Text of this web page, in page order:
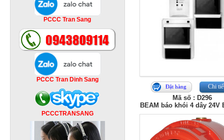
PCCC Tran Sang
PCCC Tran Dinh Sang
PCCCTRANSANG
Đặt hàng Chi
Mã số : D296
BEAM báo khói 4 dây 24V